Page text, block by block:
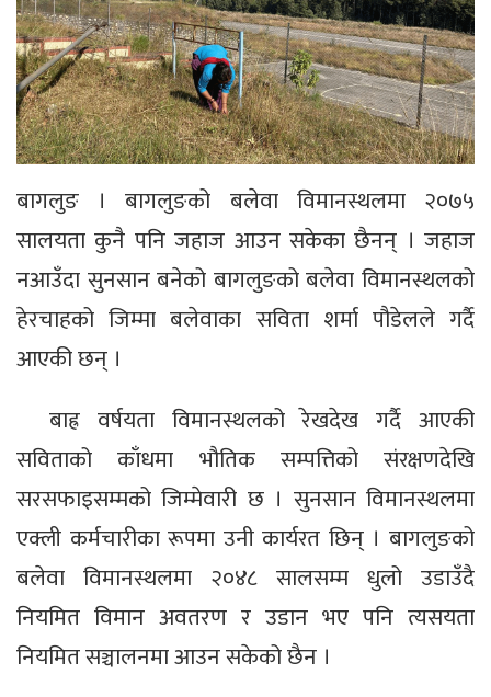
बागलुङ । बागलुङको बलेवा विमानस्थलमा २०७५
सालयता कुनै पनि जहाज आउन सकेका छैनन् । जहाज
नआउँदा सुनसान बनेको बागलुङको बलेवा विमानस्थलको
हेरचाहको जिम्मा बलेवाका सविता शर्मा पौडेलले गर्दै
आएकी छन् ।
बाह्र वर्षयता विमानस्थलको रेखदेख गर्दै आएकी
सविताको काँधमा भौतिक सम्पत्तिको संरक्षणदेखि
सरसफाइसम्मको जिम्मेवारी छ । सुनसान विमानस्थलमा
एक्ली कर्मचारीका रूपमा उनी कार्यरत छिन् । बागलुङको
बलेवा विमानस्थलमा २०४८ सालसम्म धुलो उडाउँदै
नियमित विमान अवतरण र उडान भए पनि त्यसयता
नियमित सञ्चालनमा आउन सकेको छैन ।